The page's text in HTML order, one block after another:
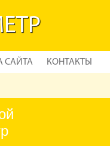
САЙТА КОНТАКТЫ